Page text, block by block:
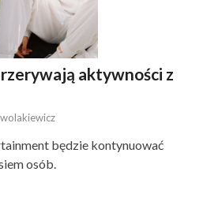
aktywności z
będzie kontynuować
osób.